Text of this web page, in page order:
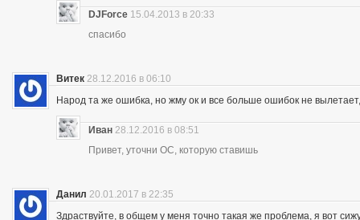
DJForce 15.04.2013 в 20:33
спасибо
Витек 28.12.2016 в 06:10
Народ та же ошибка, но жму ок и все больше ошибок не вылетает,
Иван 28.12.2016 в 08:51
Привет, уточни ОС, которую ставишь
Данил 20.01.2017 в 22:35
Здраствуйте, в общем у меня точно такая же проблема, я вот